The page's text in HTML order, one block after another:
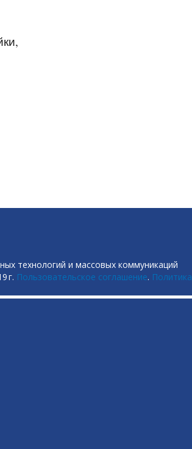
технологий и массовых коммуникаций
г. Пользовательское соглашение. Политика